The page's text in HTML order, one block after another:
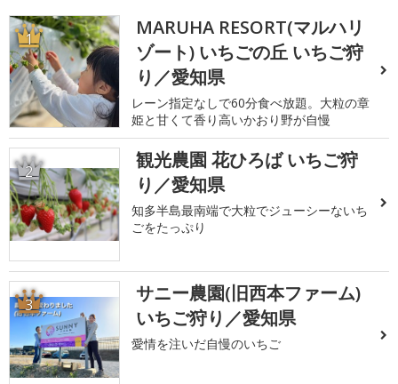
1
MARUHA RESORT(マルハリ
ゾート) いちごの丘 いちご狩
り／愛知県
レーン指定なしで60分食べ放題。大粒の章
姫と甘くて香り高いかおり野が自慢
2
観光農園 花ひろば いちご狩
り／愛知県
知多半島最南端で大粒でジューシーないち
ごをたっぷり
3
サニー農園(旧西本ファーム)
いちご狩り／愛知県
愛情を注いだ自慢のいちご